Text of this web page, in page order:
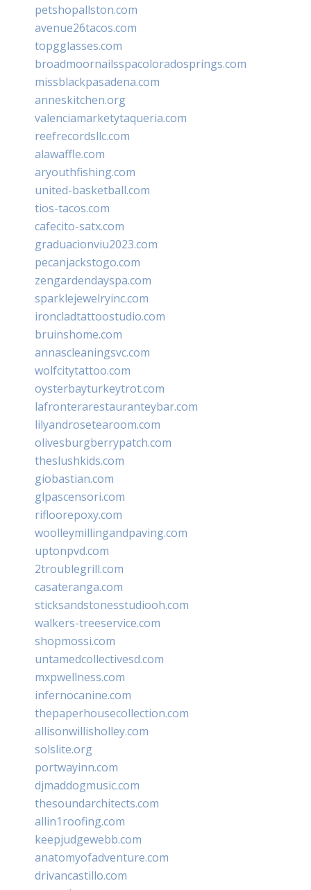
petshopallston.com
avenue26tacos.com
topgglasses.com
broadmoornailsspacoloradosprings.com
missblackpasadena.com
anneskitchen.org
valenciamarketytaqueria.com
reefrecordsllc.com
alawaffle.com
aryouthfishing.com
united-basketball.com
tios-tacos.com
cafecito-satx.com
graduacionviu2023.com
pecanjackstogo.com
zengardendayspa.com
sparklejewelryinc.com
ironcladtattoostudio.com
bruinshome.com
annascleaningsvc.com
wolfcitytattoo.com
oysterbayturkeytrot.com
lafronterarestauranteybar.com
lilyandrosetearoom.com
olivesburgberrypatch.com
theslushkids.com
giobastian.com
glpascensori.com
rifloorepoxy.com
woolleymillingandpaving.com
uptonpvd.com
2troublegrill.com
casateranga.com
sticksandstonesstudiooh.com
walkers-treeservice.com
shopmossi.com
untamedcollectivesd.com
mxpwellness.com
infernocanine.com
thepaperhousecollection.com
allisonwillisholley.com
solslite.org
portwayinn.com
djmaddogmusic.com
thesoundarchitects.com
allin1roofing.com
keepjudgewebb.com
anatomyofadventure.com
drivancastillo.com